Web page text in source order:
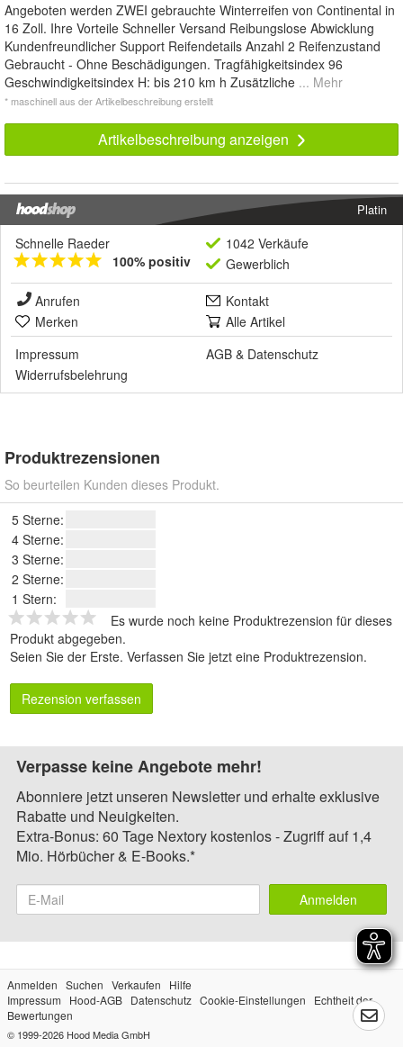
Angeboten werden ZWEI gebrauchte Winterreifen von Continental in
16 Zoll. Ihre Vorteile Schneller Versand Reibungslose Abwicklung
Kundenfreundlicher Support Reifendetails Anzahl 2 Reifenzustand
Gebraucht - Ohne Beschädigungen. Tragfähigkeitsindex 96
Geschwindigkeitsindex H: bis 210 km h Zusätzliche ... Mehr
* maschinell aus der Artikelbeschreibung erstellt
Artikelbeschreibung anzeigen
Platin
Schnelle Raeder
100% positiv
1042 Verkäufe
Gewerblich
Anrufen
Kontakt
Merken
Alle Artikel
Impressum
AGB & Datenschutz
Widerrufsbelehrung
Produktrezensionen
So beurteilen Kunden dieses Produkt.
5 Sterne:
4 Sterne:
3 Sterne:
2 Sterne:
1 Stern:
Es wurde noch keine Produktrezension für dieses
Produkt abgegeben.
Seien Sie der Erste. Verfassen Sie jetzt eine Produktrezension.
Rezension verfassen
Verpasse keine Angebote mehr!
Abonniere jetzt unseren Newsletter und erhalte exklusive
Rabatte und Neuigkeiten.
Extra-Bonus: 60 Tage Nextory kostenlos - Zugriff auf 1,4
Mio. Hörbücher & E-Books.*
Anmelden
Anmelden Suchen Verkaufen
Hilfe
Impressum
Hood-AGB Datenschutz Cookie-Einstellungen
Echtheit der
Bewertungen
© 1999-2026 Hood Media GmbH